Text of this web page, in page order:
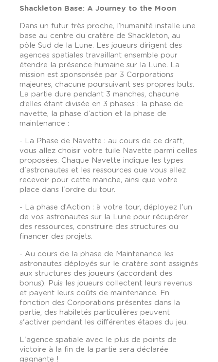
Shackleton Base: A Journey to the Moon
Dans un futur très proche, l’humanité installe une
base au centre du cratère de Shackleton, au
pôle Sud de la Lune. Les joueurs dirigent des
agences spatiales travaillant ensemble pour
étendre la présence humaine sur la Lune. La
mission est sponsorisée par 3 Corporations
majeures, chacune poursuivant ses propres buts.
La partie dure pendant 3 manches, chacune
d’elles étant divisée en 3 phases : la phase de
navette, la phase d’action et la phase de
maintenance :
- La Phase de Navette : au cours de ce draft,
vous allez choisir votre tuile Navette parmi celles
proposées. Chaque Navette indique les types
d'astronautes et les ressources que vous allez
recevoir pour cette manche, ainsi que votre
place dans l'ordre du tour.
- La phase d’Action : à votre tour, déployez l'un
de vos astronautes sur la Lune pour récupérer
des ressources, construire des structures ou
financer des projets.
- Au cours de la phase de Maintenance les
astronautes déployés sur le cratère sont assignés
aux structures des joueurs (accordant des
bonus). Puis les joueurs collectent leurs revenus
et payent leurs coûts de maintenance. En
fonction des Corporations présentes dans la
partie, des habiletés particulières peuvent
s'activer pendant les différentes étapes du jeu.
L'agence spatiale avec le plus de points de
victoire à la fin de la partie sera déclarée
gagnante !